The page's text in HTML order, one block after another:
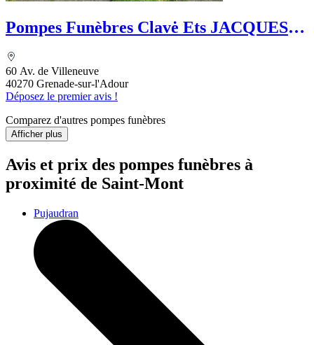
Pompes Funèbres Clavė Ets JACQUES &
60 Av. de Villeneuve
40270 Grenade-sur-l'Adour
Déposez le premier avis !
Comparez d'autres pompes funèbres
Afficher plus
Avis et prix des pompes funèbres à
proximité de Saint-Mont
Pujaudran